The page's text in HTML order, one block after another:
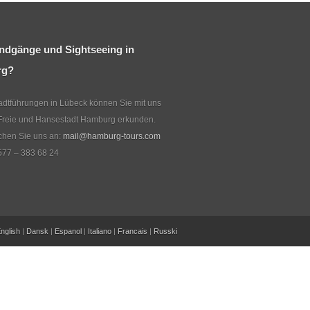
und Sightseeing in
in Lübeck können Sie mit uns
und Hansestadt Hamburg erkunden.
Sie uns an: mail@hamburg-tours.com
– 383 68 24
| Dansk | Espanol | Italiano | Francais | Russki